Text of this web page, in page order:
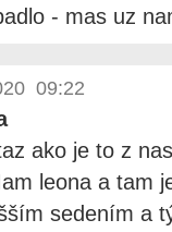
- mas uz
09:22
ako je to z
leona a tam
sedením a